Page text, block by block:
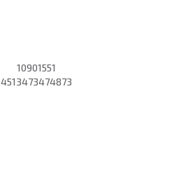
10901551
4513473474873